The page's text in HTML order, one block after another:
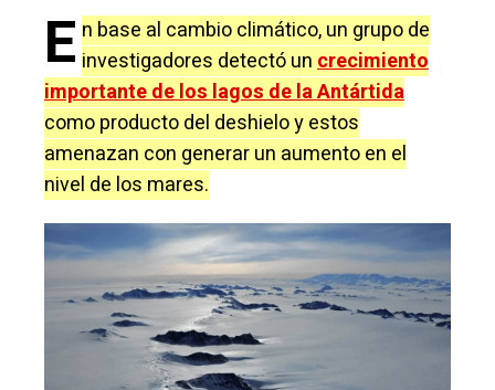
E n base al cambio climático, un grupo de
investigadores detectó uncrecimiento
importante de los lagos de la Antártida
como producto del deshielo y estos
amenazan con generar un aumento en el
nivel de los mares.